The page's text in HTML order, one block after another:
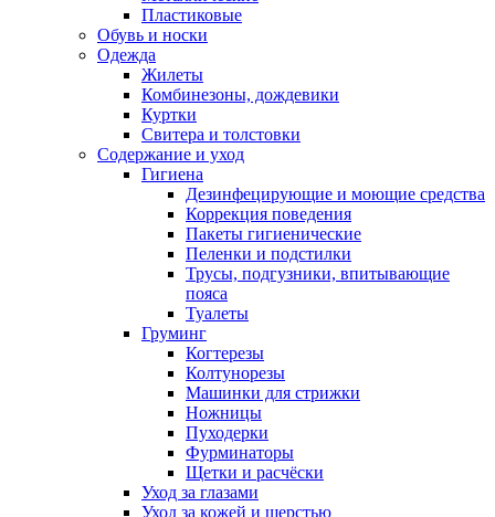
Пластиковые
Обувь и носки
Одежда
Жилеты
Комбинезоны, дождевики
Куртки
Свитера и толстовки
Содержание и уход
Гигиена
Дезинфецирующие и моющие средства
Коррекция поведения
Пакеты гигиенические
Пеленки и подстилки
Трусы, подгузники, впитывающие
пояса
Туалеты
Груминг
Когтерезы
Колтунорезы
Машинки для стрижки
Ножницы
Пуходерки
Фурминаторы
Щетки и расчёски
Уход за глазами
Уход за кожей и шерстью